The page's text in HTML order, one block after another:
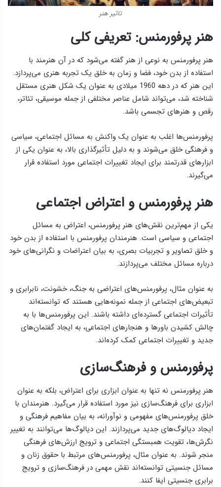
تاثیر هنر
هنر پرفورمنس: تعریفی کلی
هنر پرفورمنس به نوعی از هنر گفته می‌شود که در آن هنرمند با
استفاده از بدن خود، فضا و زمان به خلق یک تجربه هنری می‌پردازد.
این هنر که در دهه 1960 میلادی به عنوان یک شکل هنری مستقل
شناخته شد، می‌تواند شامل عناصر مختلفی از جمله موسیقی، تئاتر،
رقص و هنرهای تجسمی باشد.
پرفورمنس‌ها اغلب به عنوان یک واکنش به مسائل اجتماعی، سیاسی
و فرهنگی خلق می‌شوند و به دلیل تأثیرگذاری بالا، به عنوان یکی از
ابزارهای قدرتمند برای ایجاد تغییرات اجتماعی مورد استفاده قرار
می‌گیرند.
هنر پرفورمنس و اعتراض اجتماعی
یکی از مهم‌ترین نقش‌های هنر پرفورمنس، اعتراض به مسائل
اجتماعی و سیاسی است. هنرمندان پرفورمنس با استفاده از بدن خود
و خلق تصاویر و تجربیات بصری، به بیان اعتراضات و نگرانی‌های خود
درباره مسائل مختلف می‌پردازند.
به عنوان مثال، پرفورمنس‌های اعتراضی به جنگ، خشونت، نابرابری و
تبعیض‌های اجتماعی از جمله نمونه‌هایی هستند که توانسته‌اند
تأثیرات اجتماعی گسترده‌ای داشته باشند. این پرفورمنس‌ها با به
چالش کشیدن باورها و هنجارهای اجتماعی، به ایجاد گفتمان‌های
جدید و تغییرات اجتماعی کمک کرده‌اند.
پرفورمنس و فرهنگ‌سازی
هنر پرفورمنس نه تنها به عنوان ابزاری برای اعتراض، بلکه به عنوان
ابزاری برای فرهنگ‌سازی نیز مورد استفاده قرار می‌گیرد. هنرمندان با
خلق پرفورمنس‌های مفهومی و نوآورانه، به بیان مفاهیم فرهنگی و
ایجاد دیالوگ‌های جدید می‌پردازند. این دیالوگ‌ها می‌توانند به تغییر
نگرش‌ها، تقویت همبستگی اجتماعی و ترویج ارزش‌های فرهنگی
منجر شوند. به عنوان مثال، پرفورمنس‌های مرتبط با حقوق زنان و
مسائل جنسیتی توانسته‌اند نقش مهمی در فرهنگ‌سازی و ترویج
برابری جنسیتی ایفا کنند.